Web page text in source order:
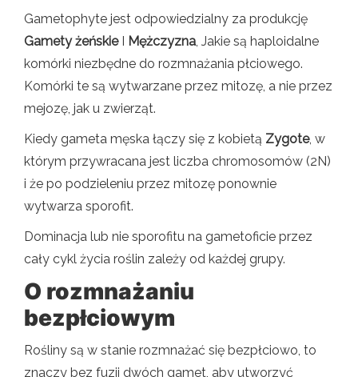
Gametophyte jest odpowiedzialny za produkcję
Gamety żeńskie I Mężczyzna, Jakie są haploidalne
komórki niezbędne do rozmnażania płciowego.
Komórki te są wytwarzane przez mitozę, a nie przez
mejozę, jak u zwierząt.
Kiedy gameta męska łączy się z kobietą Zygote, w
którym przywracana jest liczba chromosomów (2N)
i że po podzieleniu przez mitozę ponownie
wytwarza sporofit.
Dominacja lub nie sporofitu na gametoficie przez
cały cykl życia roślin zależy od każdej grupy.
O rozmnażaniu
bezpłciowym
Rośliny są w stanie rozmnażać się bezpłciowo, to
znaczy bez fuzji dwóch gamet, aby utworzyć